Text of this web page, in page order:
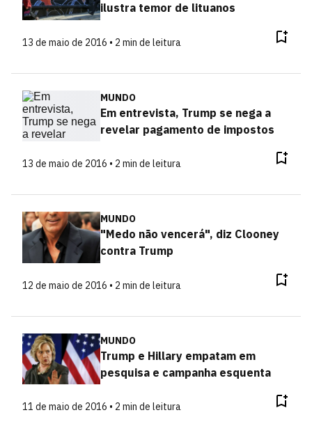
ilustra temor de lituanos
13 de maio de 2016 • 2 min de leitura
MUNDO
Em entrevista, Trump se nega a
revelar pagamento de impostos
13 de maio de 2016 • 2 min de leitura
MUNDO
"Medo não vencerá", diz Clooney
contra Trump
12 de maio de 2016 • 2 min de leitura
MUNDO
Trump e Hillary empatam em
pesquisa e campanha esquenta
11 de maio de 2016 • 2 min de leitura